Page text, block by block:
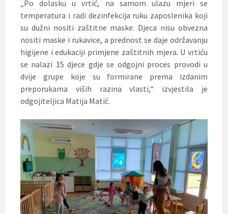
„Po dolasku u vrtić, na samom ulazu mjeri se
temperatura i radi dezinfekcija ruku zaposlenika koji
su dužni nositi zaštitne maske. Djeca nisu obvezna
nositi maske i rukavice, a prednost se daje održavanju
higijene i edukaciji primjene zaštitnih mjera. U vrtiću
se nalazi 15 djece gdje se odgojni proces provodi u
dvije grupe koje su formirane prema izdanim
preporukama viših razina vlasti,“ izvjestila je
odgojiteljica Matija Matić.